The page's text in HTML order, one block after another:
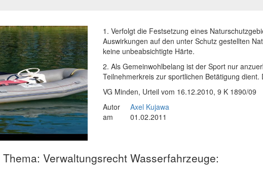
1. Verfolgt die Festsetzung eines
Auswirkungen auf den unter Schutz gestellten
keine unbeabsichtigte Härte.
2. Als Gemeinwohlbelang ist der Sport nur
Teilnehmerkreis zur sportlichen Betätigung
VG Minden, Urteil vom 16.12.2010, 9 K 1890/09
Autor
Axel Kujawa
am
01.02.2011
Verwaltungsrecht Wasserfahrzeuge: